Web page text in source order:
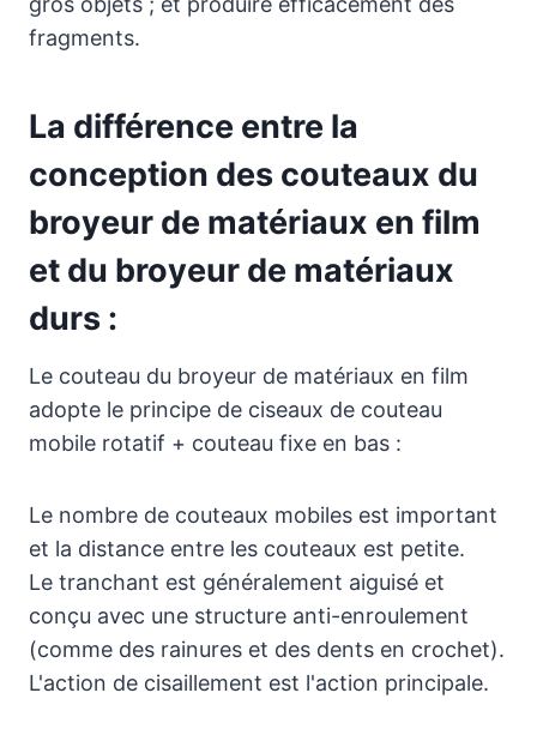
fragments.
La différence entre la
conception des couteaux du
broyeur de matériaux en film
et du broyeur de matériaux
durs :
Le couteau du broyeur de matériaux en film
adopte le principe de ciseaux de couteau
mobile rotatif + couteau fixe en bas :
Le nombre de couteaux mobiles est important
et la distance entre les couteaux est petite.
Le tranchant est généralement aiguisé et
conçu avec une structure anti-enroulement
(comme des rainures et des dents en crochet).
L'action de cisaillement est l'action principale.